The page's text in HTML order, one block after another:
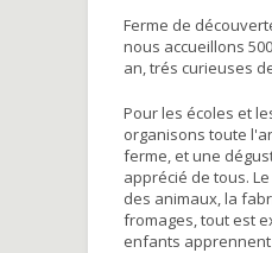
Ferme de
nous accueillons
an, trés curieuses
Pour les écoles et
organisons toute
ferme, et une
apprécié de tous.
des animaux, la
fromages, tout est
enfants